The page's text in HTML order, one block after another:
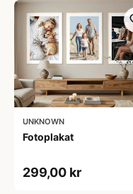
UNKNOWN
Fotoplakat
299,00 kr